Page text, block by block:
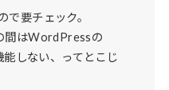
で要チェック。
間はWordPressの
能しない、ってとこじ